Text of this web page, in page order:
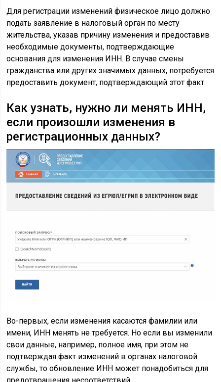
Для регистрации изменений физическое лицо должно
подать заявление в налоговый орган по месту
жительства, указав причину изменения и предоставив
необходимые документы, подтверждающие
основания для изменения ИНН. В случае смены
гражданства или других значимых данных, потребуется
предоставить документ, подтверждающий этот факт.
Как узнать, нужно ли менять ИНН,
если произошли изменения в
регистрационных данных?
Во-первых, если изменения касаются фамилии или
имени, ИНН менять не требуется. Но если вы изменили
свои данные, например, полное имя, при этом не
подтверждая факт изменений в органах налоговой
службы, то обновление ИНН может понадобиться для